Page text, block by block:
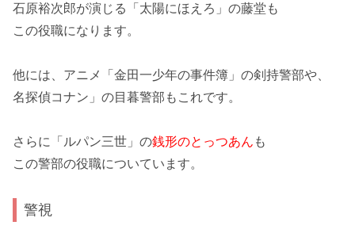
石原裕次郎が演じる
「太陽にほえろ」の藤堂 も
この役職になります。
他には、アニメ 「金田一少年の事件簿」の剣持警部や、
名探偵コナン」の目暮警部 もこれです。
さらに「ルパン三世」の銭形のとっつあん も
この警部の役職についています。
警視